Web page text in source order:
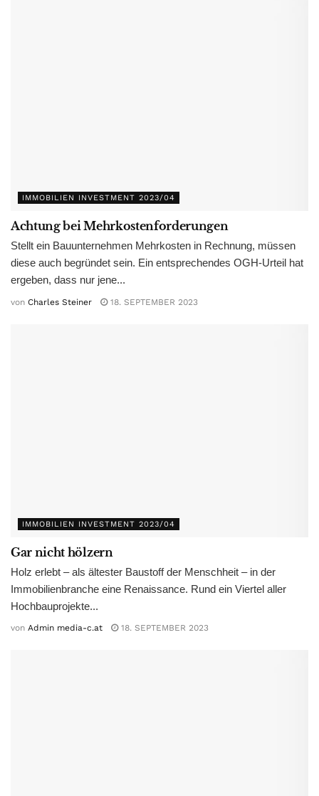
IMMOBILIEN INVESTMENT 2023/04
Achtung bei Mehrkostenforderungen
Stellt ein Bauunternehmen Mehrkosten in Rechnung, müssen
diese auch begründet sein. Ein entsprechendes OGH-Urteil hat
ergeben, dass nur jene...
von Charles Steiner 18. SEPTEMBER 2023
IMMOBILIEN INVESTMENT 2023/04
Gar nicht hölzern
Holz erlebt – als ältester Baustoff der Menschheit – in der
Immobilienbranche eine Renaissance. Rund ein Viertel aller
Hochbauprojekte...
von Admin media-c.at 18. SEPTEMBER 2023